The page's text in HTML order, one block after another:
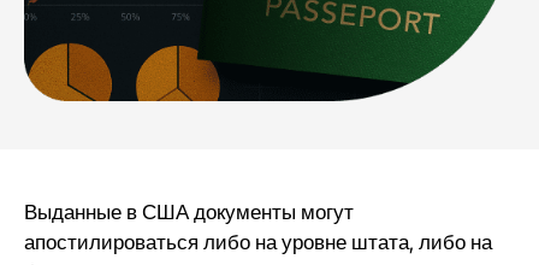
Выданные в США документы могут
апостилироваться либо на уровне штата, либо на